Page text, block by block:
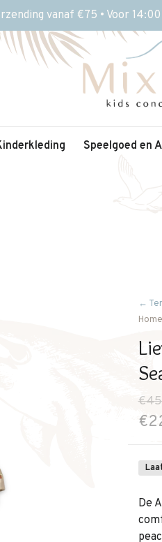
vanaf €75 • Voor
Speelgoed en
←
Home
De